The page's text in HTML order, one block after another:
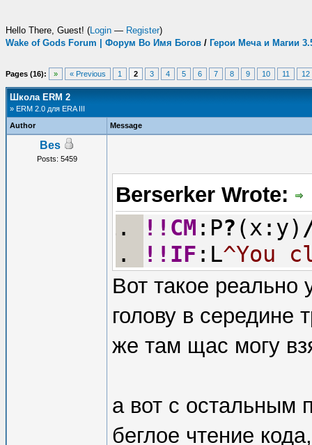
Hello There, Guest! (Login — Register)
Wake of Gods Forum | Форум Во Имя Богов / Герои Меча и Магии
Pages (16): » « Previous 1 2 3 4 5 6 7 8 9 10 11 12
Школа ERM 2
» ERM 2.0 для ERA III
Author
Message
Bes
Posts: 5459
Berserker Wrote:
!!CM :P? (x:y)
!!IF :L^You
Вот такое реально
голову в середине
же там щас могу
а вот с остальным
беглое чтение